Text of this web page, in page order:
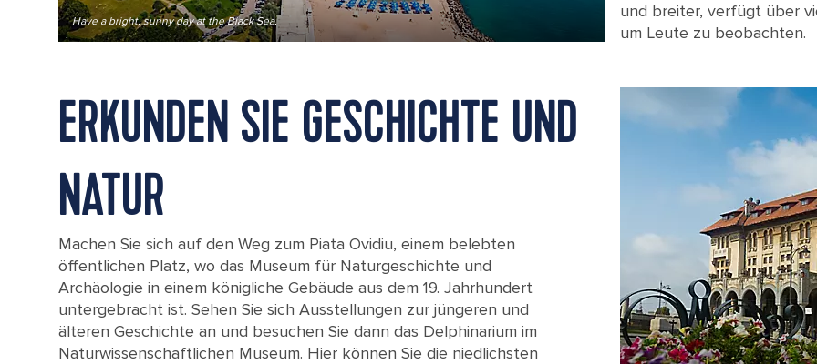
Have a bright, sunny day at the Black Sea. Have a bright, sunny day at the Black
und breiter, verfügt über
um Leute zu beobachten.
ERKUNDEN SIE GESCHICHTE UND
NATUR
Machen Sie sich auf den Weg zum Piata Ovidiu, einem belebten
öffentlichen Platz, wo das Museum für Naturgeschichte und
Archäologie in einem königliche Gebäude aus dem 19. Jahrhundert
untergebracht ist. Sehen Sie sich Ausstellungen zur jüngeren und
älteren Geschichte an und besuchen Sie dann das Delphinarium im
Naturwissenschaftlichen Museum. Hier können Sie die niedlichsten